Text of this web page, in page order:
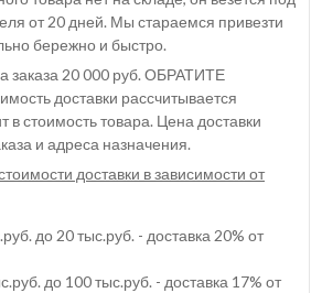
от 20 дней. Мы стараемся привезти
бережно и быстро.
заказа 20 000 руб. ОБРАТИТЕ
доставки рассчитывается
в стоимость товара. Цена доставки
и адреса назначения.
доставки в зависимости от
до 20 тыс.руб. - доставка 20% от
до 100 тыс.руб. - доставка 17% от